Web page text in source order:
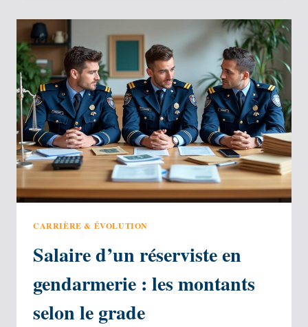
OÙ
PLACER
ARGENT
CETTE
ANNÉE ?
CARRIÈRE & ÉVOLUTION
Salaire d’un réserviste en
gendarmerie : les montants
selon le grade